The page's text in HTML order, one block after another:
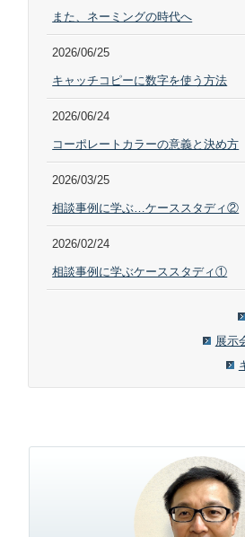
また、ネーミングの時代へ
2026/06/25
キャッチコピーに数字を使う方法
2026/06/24
コーポレートカラーの意義と決め方
2026/03/25
相談事例に学ぶ…ケーススタディ②
2026/02/24
相談事例に学ぶケーススタディ①
展示